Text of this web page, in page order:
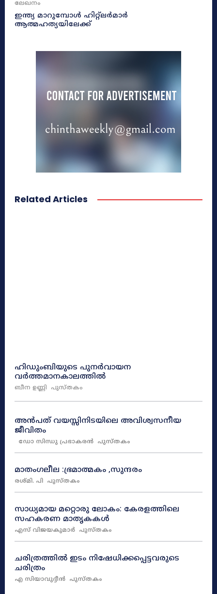
ലേഖനം
ഇന്ത്യ മാറുമ്പോൾ ഹിറ്റ്ലർമാർ
ആത്മഹത്യയിലേക്ക്
Related Articles
ഹിഡുംബിയുടെ പുനർവായന
വർത്തമാനകാലത്തിൽ
ബീന ഉണ്ണി പുസ്തകം
അൻപത് വയസ്സിനിടയിലെ അവിശ്വസനീയ
ജീവിതം
ഡോ സിന്ധു പ്രഭാകരൻ പുസ്തകം
മാതംഗലീല :ഭ്രമാത്മകം ,സുന്ദരം
രശ്മി. പി പുസ്തകം
സാധ്യമായ മറ്റൊരു ലോകം: കേരളത്തിലെ
സഹകരണ മാതൃകകൾ
എസ് വിജയകുമാർ പുസ്തകം
ചരിത്രത്തിൽ ഇടം നിഷേധിക്കപ്പെട്ടവരുടെ
ചരിത്രം
എ സിയാവുദ്ദീൻ പുസ്തകം